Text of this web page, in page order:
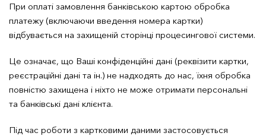
При оплаті замовлення банківською картою обробка
платежу (включаючи введення номера картки)
відбувається на захищеній сторінці процесингової системи.
Це означає, що Ваші конфіденційні дані (реквізити картки,
реєстраційні дані та ін.) не надходять до нас, їхня обробка
повністю захищена і ніхто не може отримати персональні
та банківські дані клієнта.
Під час роботи з картковими даними застосовується